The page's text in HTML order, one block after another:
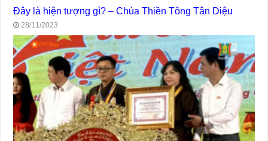
Đây là hiện tượng gì? – Chùa Thiền Tông Tân Diệu
28/11/2023